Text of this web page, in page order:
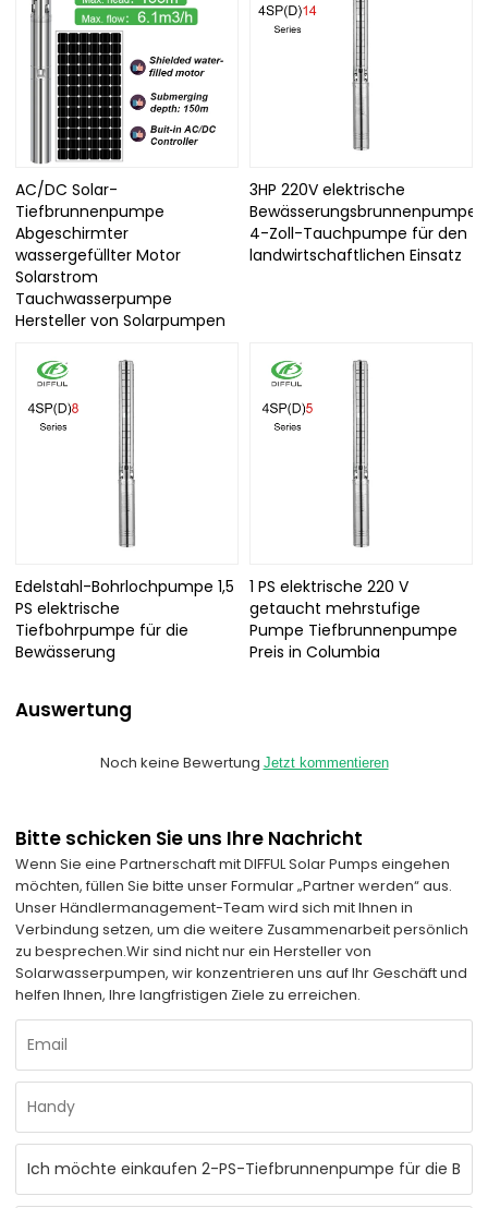
AC/DC Solar-
Tiefbrunnenpumpe
Abgeschirmter
wassergefüllter Motor
Solarstrom
Tauchwasserpumpe
Hersteller von Solarpumpen
3HP 220V elektrische
Bewässerungsbrunnenpumpe
4-Zoll-Tauchpumpe für den
landwirtschaftlichen Einsatz
Edelstahl-Bohrlochpumpe 1,5
PS elektrische
Tiefbohrpumpe für die
Bewässerung
1 PS elektrische 220 V
getaucht mehrstufige
Pumpe Tiefbrunnenpumpe
Preis in Columbia
Auswertung
Noch keine Bewertung Jetzt kommentieren
Bitte schicken Sie uns Ihre Nachricht
Wenn Sie eine Partnerschaft mit DIFFUL Solar Pumps eingehen
möchten, füllen Sie bitte unser Formular „Partner werden“ aus.
Unser Händlermanagement-Team wird sich mit Ihnen in
Verbindung setzen, um die weitere Zusammenarbeit persönlich
zu besprechen.Wir sind nicht nur ein Hersteller von
Solarwasserpumpen, wir konzentrieren uns auf Ihr Geschäft und
helfen Ihnen, Ihre langfristigen Ziele zu erreichen.